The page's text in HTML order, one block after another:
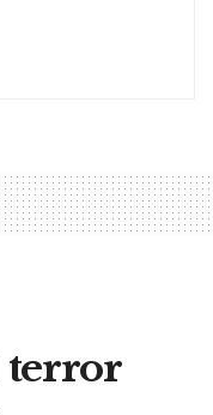
terror